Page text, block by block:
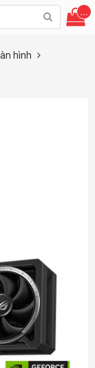
...
hình